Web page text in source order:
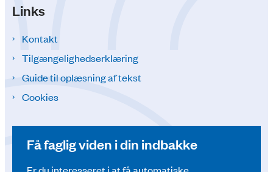
Links
Kontakt
Tilgængelighedserklæring
Guide til oplæsning af tekst
Cookies
Få faglig viden i din indbakke